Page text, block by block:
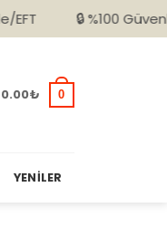
%100 Güvenli Alışveriş
0.00₺ 0
YENILER